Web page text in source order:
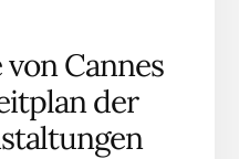
Cannes
der